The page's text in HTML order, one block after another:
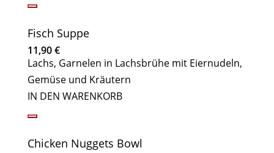
Fisch Suppe
11,90€
Lachs, Garnelen in Lachsbrühe mit Eiernudeln,
Gemüse und Kräutern
IN DEN WARENKORB
Chicken Nuggets Bowl